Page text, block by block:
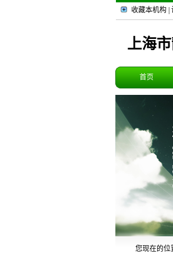
收藏本机构
上海
首页
您现在的位